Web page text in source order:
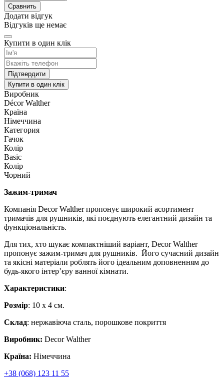
Сравнить
Додати відгук
Відгуків ще немає
Купити в один клік
Підтвердити
Купити в один клік
Виробник
Décor Walther
Країна
Німеччина
Категория
Гачок
Колір
Basic
Колір
Чорний
Зажим-тримач
Компанія Decor Walther пропонує широкий асортимент
тримачів для рушників, які поєднують елегантний дизайн та
функціональність.
Для тих, хто шукає компактніший варіант, Decor Walther
пропонує зажим-тримач для рушників. Його сучасний дизайн
та якісні матеріали роблять його ідеальним доповненням до
будь-якого інтер’єру ванної кімнати.
Характеристики:
Розмір: 10 x 4 cм.
Склад: нержавіюча сталь, порошкове покриття
Виробник: Decor Walther
Країна: Німеччина
+38 (068) 123 11 55